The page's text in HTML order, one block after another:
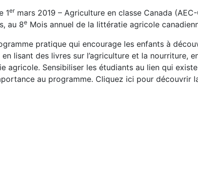
1ermars 2019 – Agriculture en classe Canada
au 8e Mois annuel de la littératie agricole
pratique qui encourage les enfants à
lisant des livres sur l’agriculture et la nourriture,
agricole. Sensibiliser les étudiants au lien qui
au programme. Cliquez ici pour découvrir